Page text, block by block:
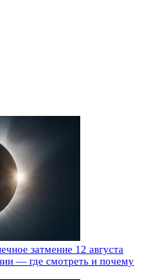
затмение 12 августа
— где смотреть и почему